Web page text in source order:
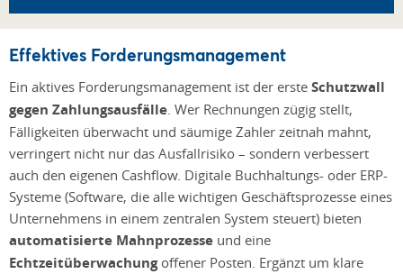
Effektives Forderungsmanagement
Ein aktives Forderungsmanagement ist der erste Schutzwall
gegen Zahlungsausfälle. Wer Rechnungen zügig stellt,
Fälligkeiten überwacht und säumige Zahler zeitnah mahnt,
verringert nicht nur das Ausfallrisiko – sondern verbessert
auch den eigenen Cashflow. Digitale Buchhaltungs- oder ERP-
Systeme (Software, die alle wichtigen Geschäftsprozesse eines
Unternehmens in einem zentralen System steuert) bieten
automatisierte Mahnprozesse und eine
Echtzeitüberwachungoffener Posten. Ergänzt um klare